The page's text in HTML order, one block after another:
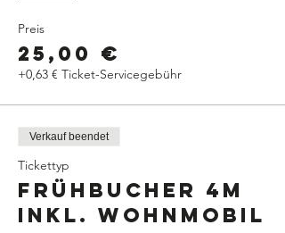
Preis
25,00 €
+0,63 € Ticket-Servicegebühr
Verkauf beendet
Tickettyp
Frühbucher 4m
inkl. Wohnmobil